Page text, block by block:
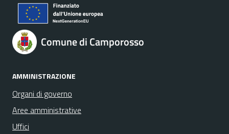
Comune di Camporosso
AMMINISTRAZIONE
Organi di governo
Aree amministrative
Uffici